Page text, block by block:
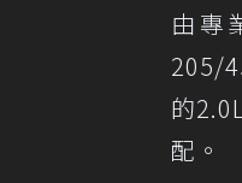
由專
205/
的
配。